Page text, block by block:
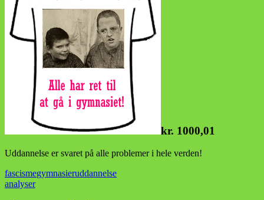
kr. 1000,01
Uddannelse er svaret på alle problemer i hele verden!
fascismegymnasieruddannelse
analyser